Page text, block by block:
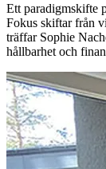
Ett paradigmskifte
Fokus skiftar från
träffar Sophie
hållbarhet och